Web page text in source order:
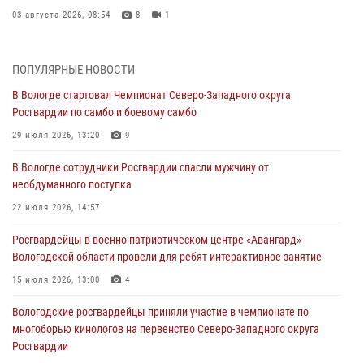
03 августа 2026, 08:54 8 1
ОХРАНЫ РОСГВАРДИИ В ВОЛОГОДСКОЙ ОБЛАСТИ ЗАДЕРЖАНО 23
02 августа 2026, 10:37
Росгвардейцы в г. Соколе задержали несовершеннолетнего
31 июля 2026, 06:43
В Вологде стартовал Чемпионат Северо-Западного округа
29 июля 2026, 13:20
В Вологде росгвардейцы задержали мужчину, подозреваемого в
29 июля 2026, 09:08
ПОПУЛЯРНЫЕ НОВОСТИ
В Вологде стартовал Чемпионат Северо-Западного округа
Росгвардии по самбо и боевому самбо
29 июля 2026, 13:20 9
В Вологде сотрудники Росгвардии спасли мужчину от
необдуманного поступка
22 июля 2026, 14:57
Росгвардейцы в военно-патриотическом центре «Авангард»
Вологодской области провели для ребят интерактивное занятие
15 июля 2026, 13:00 4
Вологодские росгвардейцы приняли участие в чемпионате по
многоборью кинологов на первенство Северо-Западного округа
Росгвардии